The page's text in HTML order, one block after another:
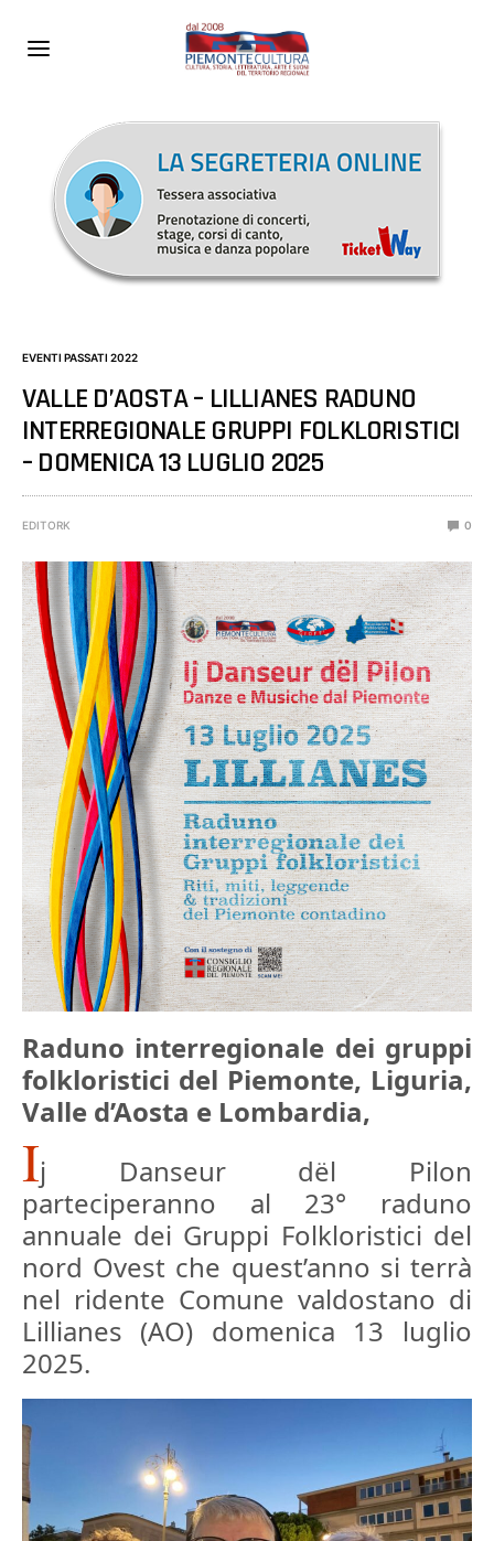
EVENTI PASSATI 2022
VALLE D’AOSTA – LILLIANES RADUNO
INTERREGIONALE GRUPPI FOLKLORISTICI
– DOMENICA 13 LUGLIO 2025
EDITORK 0
Raduno interregionale dei gruppi
folkloristici del Piemonte, Liguria,
Valle d’Aosta e Lombardia,
Ij Danseur dël Pilon
parteciperanno al 23° raduno
annuale dei Gruppi Folkloristici del
nord Ovest che quest’anno si terrà
nel ridente Comune valdostano di
Lillianes (AO) domenica 13 luglio
2025.